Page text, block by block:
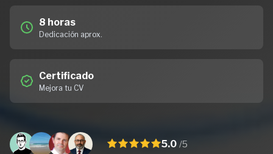
8 horas
Dedicación aprox.
Certificado
Mejora tu CV
5.0 /5